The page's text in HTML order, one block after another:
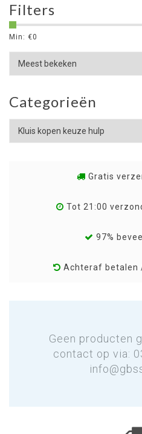
Filters
Min: €0
Categorieën
Gratis
Tot 21:00
97%
Achteraf betalen
Geen producten
contact op via: